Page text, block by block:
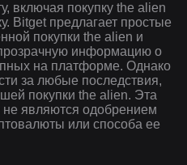
включая покупку the alien
Bitget предлагает простые
покупки the alien и
информацию о
на платформе. Однако
за любые последствия,
покупки the alien. Эта
являются одобрением
или способа ее